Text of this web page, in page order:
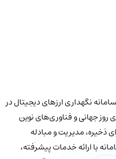
نگهداری ارزهای دیجیتال در
روز جهانی و فناوری‌های نوین
مدیریت و مبادله
با ارائه خدمات پیشرفته،